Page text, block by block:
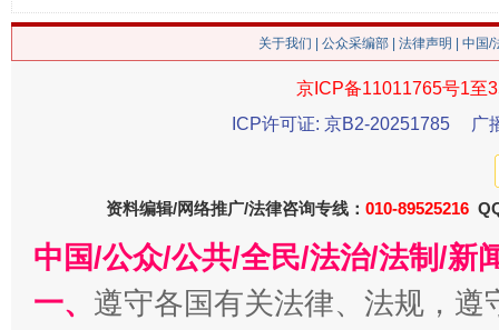
揭批美国五大"原罪" "
关于我们 公众采编部 法律声明 | 中国
京ICP备11011765号1至
ICP许可证: 京B2-20251785
广
资料编辑/网络推广/法律咨询专线： 010-89525216
中国/公众/公共/全民/法治/法制/新
一、 遵守各国有关法律、法规，